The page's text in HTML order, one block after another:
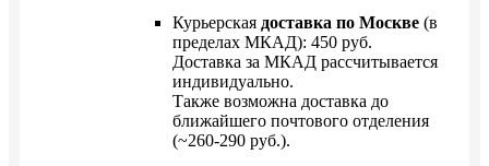
Курьерская доставка по Москве (в
пределах МКАД): 450 руб.
Доставка за МКАД рассчитывается
индивидуально.
Также возможна доставка до
ближайшего почтового отделения
(~260-290 руб.).